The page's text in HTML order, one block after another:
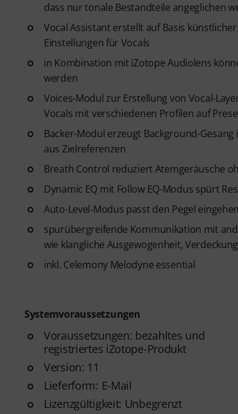
dass nur tonale Bestandteile angeglichen
Vocal Assistant erstellt auf Basis
Einstellungen für Vocals
in Kombination mit iZotope Audiolens
werden
Voices-Modul zur Erstellung von Vocal-
Vocals mit verschiedenen Profilen auf
Backer-Modul erzeugt Background-
aus Zielreferenzen
Breath Control reduziert Atemgeräusche
Dynamic EQ mit Follow EQ-Modus spürt
Auto-Level-Modus passt den Pegel
spurübergreifende Kommunikation mit
wie klangliche Ausgewogenheit,
inkl. Celemony Melodyne essential
Systemvoraussetzungen
Voraussetzungen: bezahltes und
registriertes iZotope-Produkt
Version: 11
Lieferform: E-Mail
Lizenzgültigkeit: Unbegrenzt